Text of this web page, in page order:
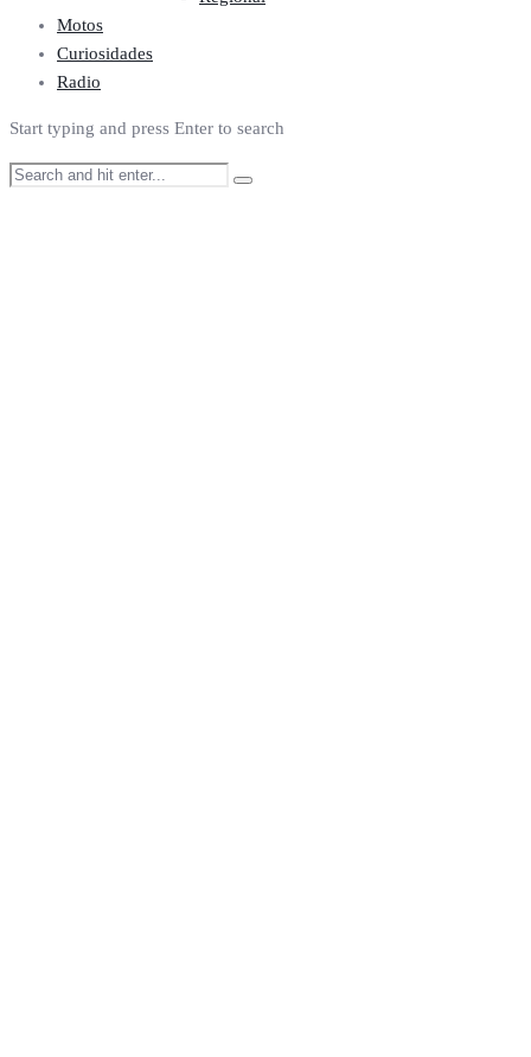
Motos
Curiosidades
Radio
Start typing and press Enter to search